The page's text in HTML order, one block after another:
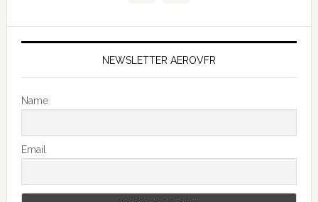
NEWSLETTER AEROVFR
Name
Email